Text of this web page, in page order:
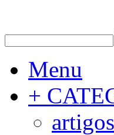
Menu
+
artigos